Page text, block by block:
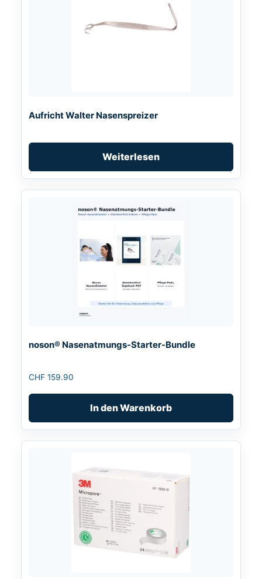
Aufricht Walter Nasenspreizer
Weiterlesen
noson® Nasenatmungs-Starter-Bundle
CHF 159.90
In den Warenkorb